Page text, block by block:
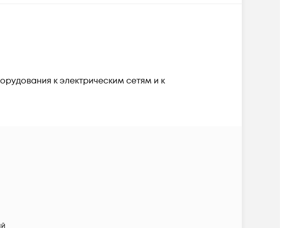
к электрическим сетям и к